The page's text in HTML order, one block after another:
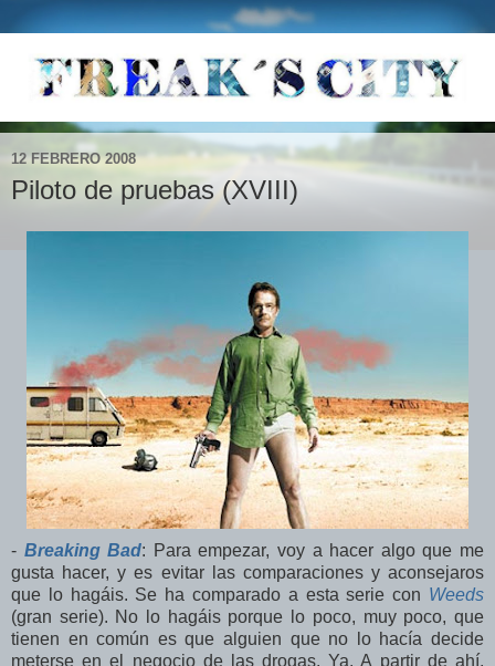
12 FEBRERO 2008
Piloto de pruebas (XVIII)
- Breaking Bad: Para empezar, voy a hacer algo que me
gusta hacer, y es evitar las comparaciones y aconsejaros
que lo hagáis. Se ha comparado a esta serie con Weeds
(gran serie). No lo hagáis porque lo poco, muy poco, que
tienen en común es que alguien que no lo hacía decide
meterse en el negocio de las drogas. Ya. A partir de ahí,